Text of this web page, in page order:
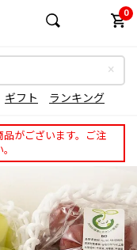
0
ギフト ランキング
がございます。ご注